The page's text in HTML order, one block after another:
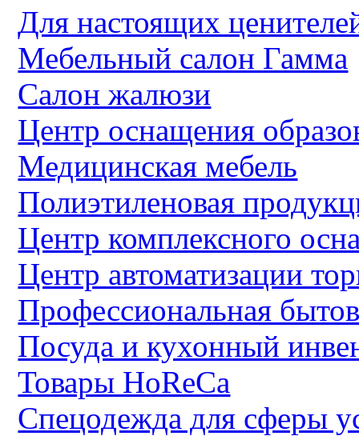
Для настоящих
Мебельный салон Гамма
Салон жалюзи
Центр оснащения
Медицинская мебель
Полиэтиленовая
Центр комплексного
Центр автоматизации
Профессиональная
Посуда и кухонный
Товары HoReCa
Спецодежда для сферы